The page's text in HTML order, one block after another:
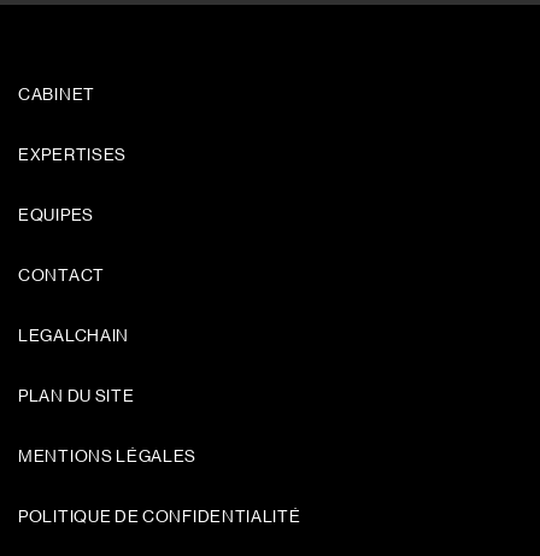
CABINET
EXPERTISES
EQUIPES
CONTACT
LEGALCHAIN
PLAN DU SITE
MENTIONS LÉGALES
POLITIQUE DE CONFIDENTIALITÉ